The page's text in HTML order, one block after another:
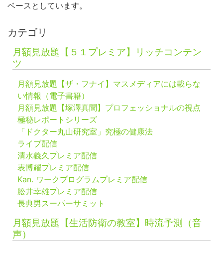
ベースとしています。
カテゴリ
月額見放題【５１プレミア】リッチコンテン
ツ
月額見放題【ザ・フナイ】マスメディアには載らな
い情報（電子書籍）
月額見放題【塚澤真聞】プロフェッショナルの視点
極秘レポートシリーズ
「ドクター丸山研究室」究極の健康法
ライブ配信
清水義久プレミア配信
表博耀プレミア配信
Kan. ワークプログラムプレミア配信
舩井幸雄プレミア配信
長典男スーパーサミット
月額見放題【生活防衛の教室】時流予測（音
声）